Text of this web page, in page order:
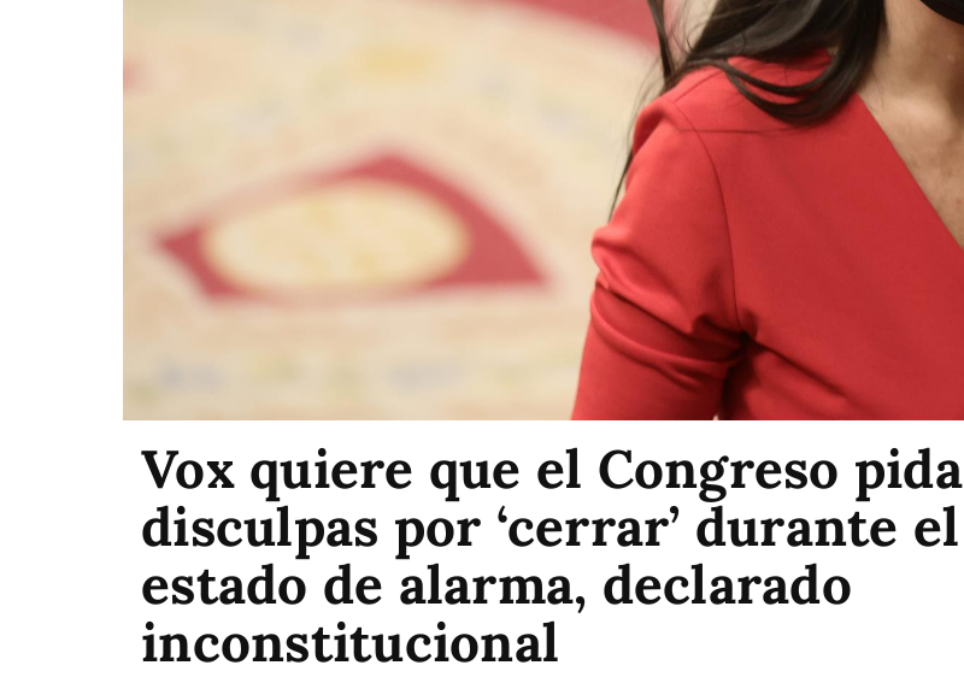
Vox quiere que el Congreso pida
disculpas por ‘cerrar’ durante el
estado de alarma, declarado
inconstitucional